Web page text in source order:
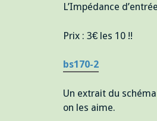
L’Impédance
Prix : 3€ les 10 !!
bs170-2
Un extrait du
on les aime.